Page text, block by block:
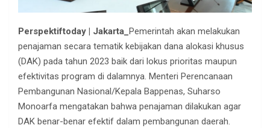
Perspektiftoday | Jakarta_ Pemerintah akan melakukan
penajaman secara tematik kebijakan dana alokasi khusus
(DAK) pada tahun 2023 baik dari lokus prioritas maupun
efektivitas program di dalamnya. Menteri Perencanaan
Pembangunan Nasional/Kepala Bappenas, Suharso
Monoarfa mengatakan bahwa penajaman dilakukan agar
DAK benar-benar efektif dalam pembangunan daerah.